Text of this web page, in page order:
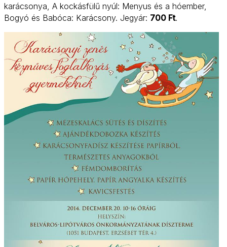
karácsonya, A kockásfülű nyúl: Menyus és a hóember,
Bogyó és Babóca: Karácsony. Jegyár: 700 Ft.